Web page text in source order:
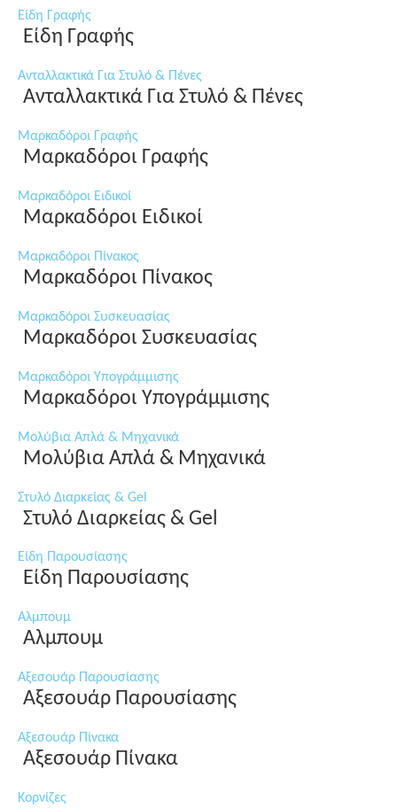
Είδη Γραφής
Είδη Γραφής
Ανταλλακτικά Για Στυλό & Πένες
Ανταλλακτικά Για Στυλό & Πένες
Μαρκαδόροι Γραφής
Μαρκαδόροι Γραφής
Μαρκαδόροι Ειδικοί
Μαρκαδόροι Ειδικοί
Μαρκαδόροι Πίνακος
Μαρκαδόροι Πίνακος
Μαρκαδόροι Συσκευασίας
Μαρκαδόροι Συσκευασίας
Μαρκαδόροι Υπογράμμισης
Μαρκαδόροι Υπογράμμισης
Μολύβια Απλά & Μηχανικά
Μολύβια Απλά & Μηχανικά
Στυλό Διαρκείας & Gel
Στυλό Διαρκείας & Gel
Είδη Παρουσίασης
Είδη Παρουσίασης
Αλμπουμ
Αλμπουμ
Αξεσουάρ Παρουσίασης
Αξεσουάρ Παρουσίασης
Αξεσουάρ Πίνακα
Αξεσουάρ Πίνακα
Κορνίζες